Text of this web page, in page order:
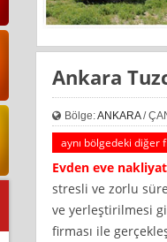
Ankara
Bölge:ANKARA/
aynı bölgedeki diğer
Evden eve nakliyat
stresli ve zorlu
ve yerleştirilmesi
firması ile